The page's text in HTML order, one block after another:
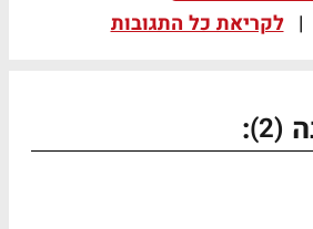
| לקריאת כל התגובות
(2)
: